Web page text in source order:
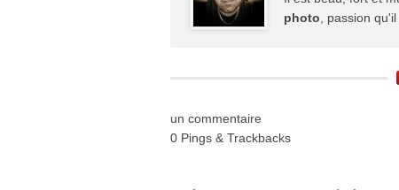
photo , passion
un commentaire
0 Pings & Trackbacks